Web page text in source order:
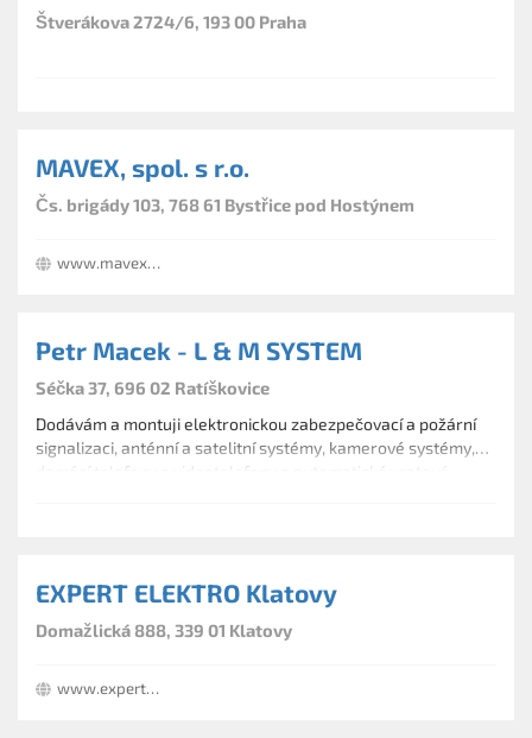
Štverákova 2724/6, 193 00 Praha
MAVEX, spol. s r.o.
Čs. brigády 103, 768 61 Bystřice pod Hostýnem
www.mavexshop.cz
Petr Macek - L & M SYSTEM
Séčka 37, 696 02 Ratíškovice
Dodávám a montuji elektronickou zabezpečovací a požární
signalizaci, anténní a satelitní systémy, kamerové systémy,
domácí telefony a videotelefony a automatické vratové
EXPERT ELEKTRO Klatovy
Domažlická 888, 339 01 Klatovy
www.expertcr.cz